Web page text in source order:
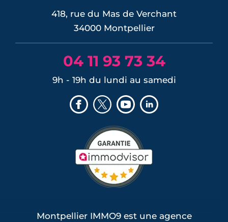
418, rue du Mas de Verchant
34000 Montpellier
04 11 93 73 34
9h - 19h du lundi au samedi
Montpellier IMMO9 est une agence